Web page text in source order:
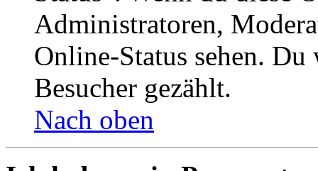
Administratoren,
Online-Status sehen.
Besucher gezählt.
Nach oben